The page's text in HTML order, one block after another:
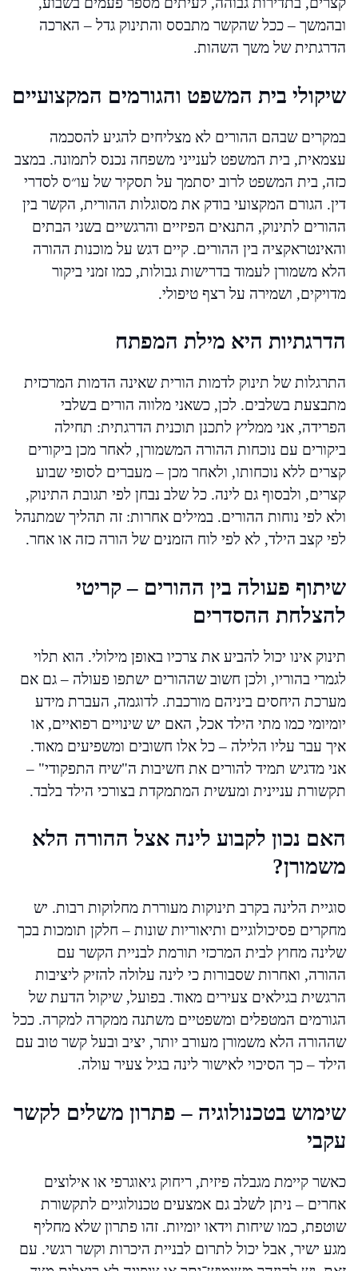
ובהמשך – ככל שהקשר מתבסס והתינוק גדל – הארכה
הדרגתית של משך השהות.
שיקולי בית המשפט והגורמים המקצועיים
במקרים שבהם ההורים לא מצליחים להגיע להסכמה
עצמאית, בית המשפט לענייני משפחה נכנס לתמונה. במצב
כזה, בית המשפט לרוב יסתמך על תסקיר של עו״ס לסדרי
דין. הגורם המקצועי בודק את מסוגלות ההורית, הקשר בין
ההורים לתינוק, התנאים הפיזיים והרגשיים בשני הבתים
והאינטראקציה בין ההורים. קיים דגש על מוכנות ההורה
הלא משמורן לעמוד בדרישות גבולות, כמו זמני ביקור
מדויקים, ושמירה על רצף טיפולי.
הדרגתיות היא מילת המפתח
התרגלות של תינוק לדמות הורית שאינה הדמות המרכזית
מתבצעת בשלבים. לכן, כשאני מלווה הורים בשלבי
הפרידה, אני ממליץ לתכנן תוכנית הדרגתית: תחילה
ביקורים עם נוכחות ההורה המשמורן, לאחר מכן ביקורים
קצרים ללא נוכחותו, ולאחר מכן – מעברים לסופי שבוע
קצרים, ולבסוף גם לינה. כל שלב נבחן לפי תגובת התינוק,
ולא לפי נוחות ההורים. במילים אחרות: זה תהליך שמתנהל
לפי קצב הילד, לא לפי לוח הזמנים של הורה כזה או אחר.
שיתוף פעולה בין ההורים – קריטי
להצלחת ההסדרים
תינוק אינו יכול להביע את צרכיו באופן מילולי. הוא תלוי
לגמרי בהוריו, ולכן חשוב שההורים ישתפו פעולה – גם אם
מערכת היחסים ביניהם מורכבת. לדוגמה, העברת מידע
יומיומי כמו מתי הילד אכל, האם יש שינויים רפואיים, או
איך עבר עליו הלילה – כל אלו חשובים ומשפיעים מאוד.
אני מדגיש תמיד להורים את חשיבות ה"שיח התפקודי" –
תקשורת עניינית ומעשית המתמקדת בצורכי הילד בלבד.
האם נכון לקבוע לינה אצל ההורה הלא
משמורן?
סוגיית הלינה בקרב תינוקות מעוררת מחלוקות רבות. יש
מחקרים פסיכולוגיים ותיאוריות שונות – חלקן תומכות בכך
שלינה מחוץ לבית המרכזי תורמת לבניית הקשר עם
ההורה, ואחרות שסבורות כי לינה עלולה להזיק ליציבות
הרגשית בגילאים צעירים מאוד. בפועל, שיקול הדעת של
הגורמים המטפלים ומשפטיים משתנה ממקרה למקרה. ככל
שההורה הלא משמורן מעורב יותר, יציב ובעל קשר טוב עם
הילד – כך הסיכוי לאישור לינה בגיל צעיר עולה.
שימוש בטכנולוגיה – פתרון משלים לקשר
עקבי
כאשר קיימת מגבלה פיזית, ריחוק גיאוגרפי או אילוצים
אחרים – ניתן לשלב גם אמצעים טכנולוגיים לתקשורת
שוטפת, כמו שיחות וידאו יומיות. זהו פתרון שלא מחליף
מגע ישיר, אבל יכול לתרום לבניית היכרות וקשר רגשי. עם